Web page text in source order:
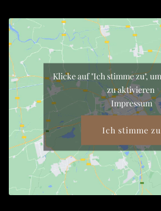
Klicke auf "Ich stimme zu",
zu aktivieren
Impressum
Ich stimme zu